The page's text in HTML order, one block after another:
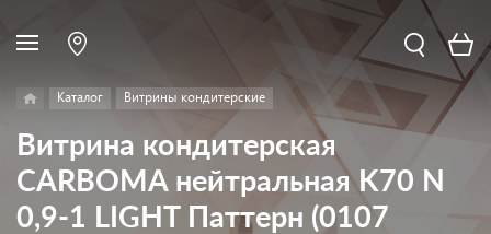
Каталог Витрины кондитерские
Витрина кондитерская
CARBOMA нейтральная K70 N
0,9-1 LIGHT Паттерн (0107